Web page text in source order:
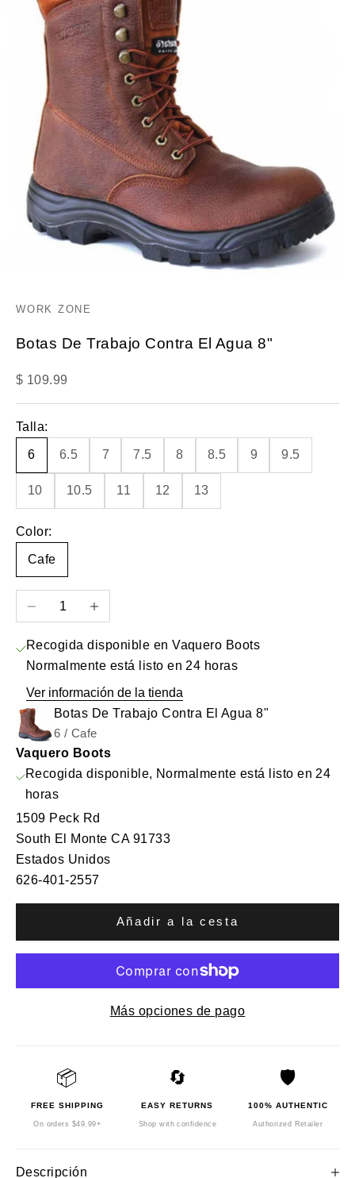
WORK ZONE
Botas De Trabajo Contra El Agua 8"
Precio de oferta
$ 109.99
Talla:
6 6.5 7 7.5 8 8.5 9 9.5
10 10.5 11 12 13
Color:
Cafe
Reducir cantidadAumentar cantidad
Recogida disponible en Vaquero Boots
Normalmente está listo en 24 horas
Ver información de la tienda
Botas De Trabajo Contra El Agua 8"
6 / Cafe
Vaquero Boots
Recogida disponible, Normalmente está listo en 24
horas
1509 Peck Rd
South El Monte CA 91733
Estados Unidos
626-401-2557
Añadir a la cesta
Más opciones de pago
📦
FREE SHIPPING
On orders $49.99+
🔄
EASY RETURNS
Shop with confidence
🛡️
100% AUTHENTIC
Authorized Retailer
Descripción